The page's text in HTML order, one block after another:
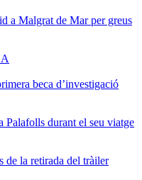
a Malgrat de Mar per greus
beca d’investigació
Palafolls durant el seu viatge
de la retirada del tràiler